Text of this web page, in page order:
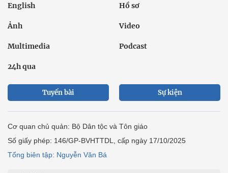
English Hồ sơ
Ảnh Video
Multimedia Podcast
24h qua
Tuyến bài Sự kiện
Cơ quan chủ quản: Bộ Dân tộc và Tôn giáo
Số giấy phép: 146/GP-BVHTTDL, cấp ngày 17/10/2025
Tổng biên tập: Nguyễn Văn Bá